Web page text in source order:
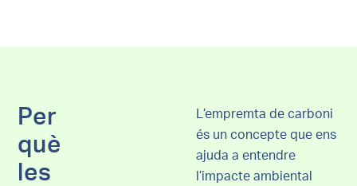
Per
què
les
L’empremta de carboni
és un concepte que ens
ajuda a entendre
l’impacte ambiental